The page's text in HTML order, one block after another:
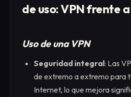
de uso: VPN frente
Uso de una VPN
Seguridad integral: Las
de extremo a extremo para
Internet, lo que mejora